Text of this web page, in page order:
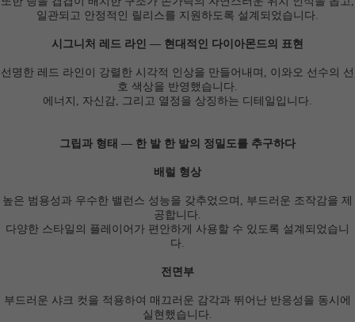
일관되고 안정적인 릴리스를 지원하도록 설계되었습니다.
시그니처 레드 라인 ― 현대적인 다이아몬드의 표현
선명한 레드 라인이 강렬한 시각적 인상을 만들어내며, 이와오 선수의 선
호 색상을 반영했습니다.
에너지, 자신감, 그리고 열정을 상징하는 디테일입니다.
그립과 형태 ― 한 발 한 발의 정밀도를 추구하다
배럴 형상
높은 범용성과 우수한 밸런스 성능을 갖추었으며, 부드러운 조작감을 제
공합니다.
다양한 스타일의 플레이어가 편안하게 사용할 수 있도록 설계되었습니
다.
전면부
부드러운 샤크 컷을 적용하여 매끄러운 감각과 뛰어난 반응성을 동시에
실현했습니다.